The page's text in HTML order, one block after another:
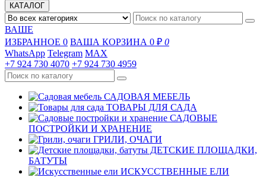
КАТАЛОГ
ВАШЕ
ИЗБРАННОЕ 0 ВАША КОРЗИНА 0 ₽ 0
WhatsApp Telegram MAX
+7 924 730 4070 +7 924 730 4959
САДОВАЯ МЕБЕЛЬ
ТОВАРЫ ДЛЯ САДА
САДОВЫЕ
ПОСТРОЙКИ И ХРАНЕНИЕ
ГРИЛИ, ОЧАГИ
ДЕТСКИЕ ПЛОЩАДКИ,
БАТУТЫ
ИСКУССТВЕННЫЕ ЕЛИ